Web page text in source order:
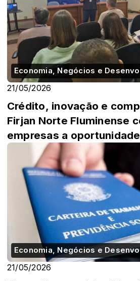
Economia, Negócios e
21/05/2026
Crédito, inovação e
Firjan Norte Fluminense
empresas a
Economia, Negócios e
21/05/2026